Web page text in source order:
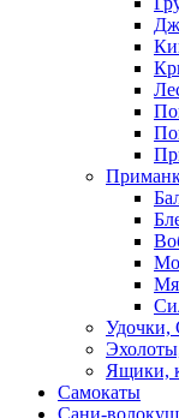
Ящики,
Самокаты
Сани-